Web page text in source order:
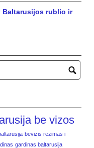
Baltarusijos rublio ir
be vizos
bevizis rezimas i
gardinas baltarusija